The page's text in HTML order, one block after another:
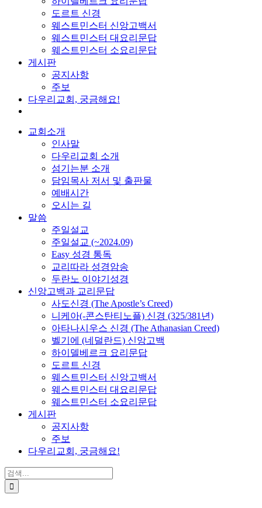
도르트 신경
웨스트민스터 신앙고백서
웨스트민스터 대요리문답
웨스트민스터 소요리문답
게시판
공지사항
주보
다우리교회, 궁금해요!
교회소개
인사말
다우리교회 소개
섬기는분 소개
담임목사 저서 및 출판물
예배시간
오시는 길
말씀
주일설교
주일설교 (~2024.09)
Easy 성경 통독
교리따라 성경암송
두란노 이야기성경
신앙고백과 교리문답
사도신경 (The Apostle’s Creed)
니케아(-콘스탄티노플) 신경 (325/381년)
아타나시우스 신경 (The Athanasian Creed)
벨기에 (네덜란드) 신앙고백
하이델베르크 요리문답
도르트 신경
웨스트민스터 신앙고백서
웨스트민스터 대요리문답
웨스트민스터 소요리문답
게시판
공지사항
주보
다우리교회, 궁금해요!
검
색
...